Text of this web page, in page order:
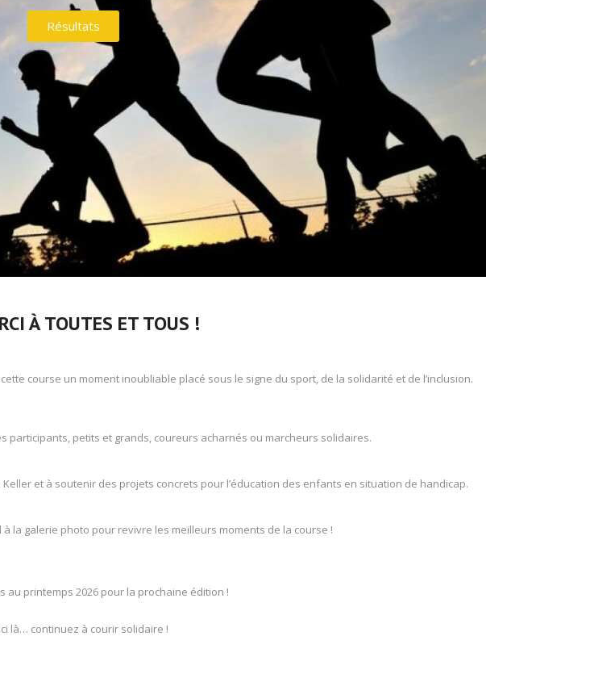
Résultats
À TOUTES ET TOUS !
course un moment inoubliable placé sous le signe du sport, de la solidarité et de l’inclusion.
participants, petits et grands, coureurs acharnés ou marcheurs solidaires.
et à soutenir des projets concrets pour l’éducation des enfants en situation de handicap.
la galerie photo pour revivre les meilleurs moments de la course !
au printemps 2026 pour la prochaine édition !
là… continuez à courir solidaire !